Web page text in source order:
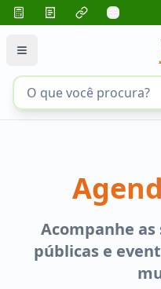
Acompanhe as
públicas e